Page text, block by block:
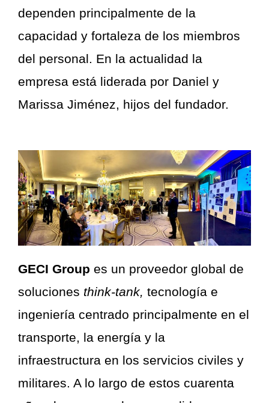
dependen principalmente de la
capacidad y fortaleza de los miembros
del personal. En la actualidad la
empresa está liderada por Daniel y
Marissa Jiménez, hijos del fundador.
GECI Group es un proveedor global de
soluciones think-tank, tecnología e
ingeniería centrado principalmente en el
transporte, la energía y la
infraestructura en los servicios civiles y
militares. A lo largo de estos cuarenta